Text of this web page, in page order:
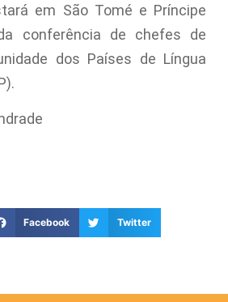
em São Tomé e Príncipe
conferência de chefes de
dos Países de Língua
Facebook Twitter